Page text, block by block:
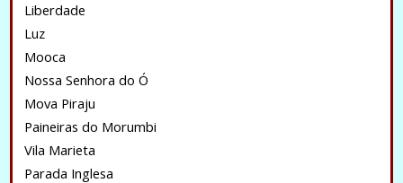
Liberdade
Luz
Mooca
Nossa Senhora do Ó
Mova Piraju
Paineiras do Morumbi
Vila Marieta
Parada Inglesa